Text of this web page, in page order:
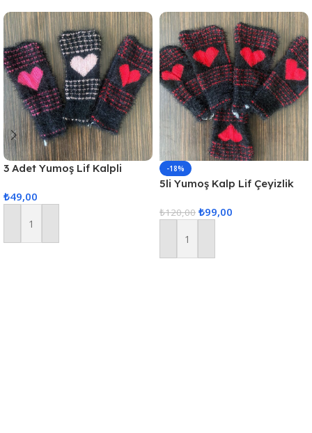
3 Adet Yumoş Lif Kalpli
₺49,00
Sepete Ekle
-18%
5li Yumoş Kalp Lif Çeyizlik
₺120,00 ₺99,00
Sepete Ekle